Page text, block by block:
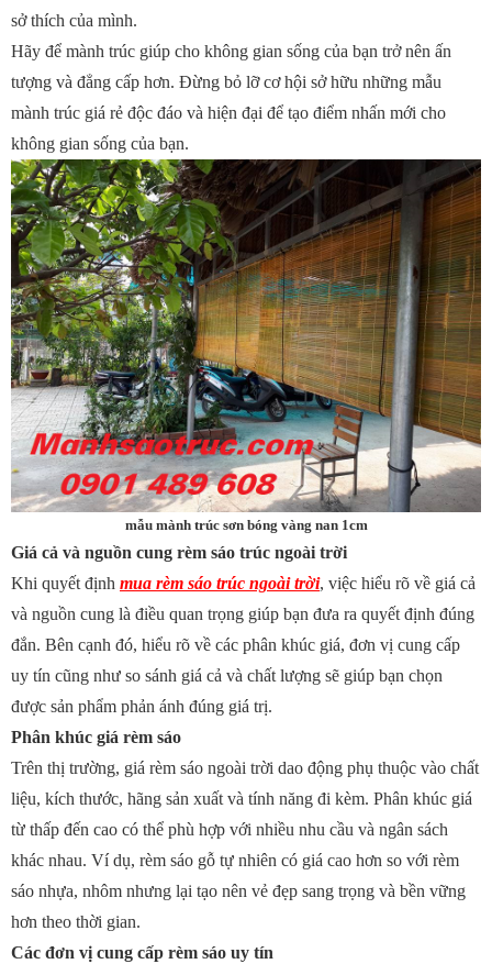
sở thích của mình.
Hãy để mành trúc giúp cho không gian sống của bạn trở nên ấn
tượng và đẳng cấp hơn. Đừng bỏ lỡ cơ hội sở hữu những mẫu
mành trúc giá rẻ độc đáo và hiện đại để tạo điểm nhấn mới cho
không gian sống của bạn.
mẫu mành trúc sơn bóng vàng nan 1cm
Giá cả và nguồn cung rèm sáo trúc ngoài trời
Khi quyết định mua rèm sáo trúc ngoài trời, việc hiểu rõ về giá cả
và nguồn cung là điều quan trọng giúp bạn đưa ra quyết định đúng
đắn. Bên cạnh đó, hiểu rõ về các phân khúc giá, đơn vị cung cấp
uy tín cũng như so sánh giá cả và chất lượng sẽ giúp bạn chọn
được sản phẩm phản ánh đúng giá trị.
Phân khúc giá rèm sáo
Trên thị trường, giá rèm sáo ngoài trời dao động phụ thuộc vào chất
liệu, kích thước, hãng sản xuất và tính năng đi kèm. Phân khúc giá
từ thấp đến cao có thể phù hợp với nhiều nhu cầu và ngân sách
khác nhau. Ví dụ, rèm sáo gỗ tự nhiên có giá cao hơn so với rèm
sáo nhựa, nhôm nhưng lại tạo nên vẻ đẹp sang trọng và bền vững
hơn theo thời gian.
Các đơn vị cung cấp rèm sáo uy tín